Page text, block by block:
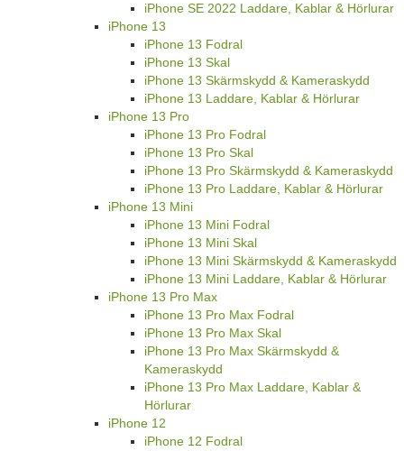
iPhone SE 2022 Laddare, Kablar & Hörlurar
iPhone 13
iPhone 13 Fodral
iPhone 13 Skal
iPhone 13 Skärmskydd & Kameraskydd
iPhone 13 Laddare, Kablar & Hörlurar
iPhone 13 Pro
iPhone 13 Pro Fodral
iPhone 13 Pro Skal
iPhone 13 Pro Skärmskydd & Kameraskydd
iPhone 13 Pro Laddare, Kablar & Hörlurar
iPhone 13 Mini
iPhone 13 Mini Fodral
iPhone 13 Mini Skal
iPhone 13 Mini Skärmskydd & Kameraskydd
iPhone 13 Mini Laddare, Kablar & Hörlurar
iPhone 13 Pro Max
iPhone 13 Pro Max Fodral
iPhone 13 Pro Max Skal
iPhone 13 Pro Max Skärmskydd &
Kameraskydd
iPhone 13 Pro Max Laddare, Kablar &
Hörlurar
iPhone 12
iPhone 12 Fodral